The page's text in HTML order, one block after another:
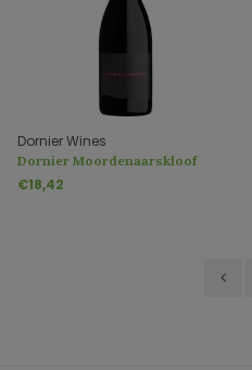
Dornier Wines
Dornier Moordenaarskloof
Tinta Barocca
€18,42